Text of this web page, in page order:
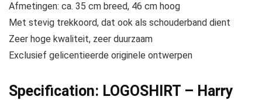
Afmetingen: ca. 35 cm breed, 46 cm hoog
Met stevig trekkoord, dat ook als schouderband dient
Zeer hoge kwaliteit, zeer duurzaam
Exclusief gelicentieerde originele ontwerpen
Specification: LOGOSHIRT – Harry